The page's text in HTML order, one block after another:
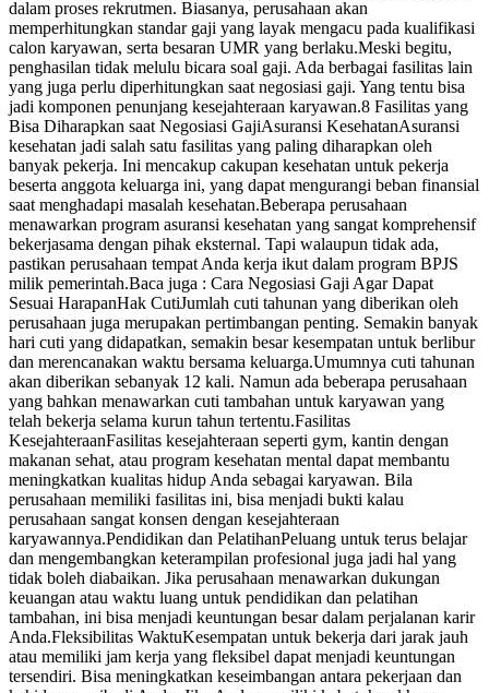
dalam proses rekrutmen. Biasanya, perusahaan akan
memperhitungkan standar gaji yang layak mengacu pada kualifikasi
calon karyawan, serta besaran UMR yang berlaku.Meski begitu,
penghasilan tidak melulu bicara soal gaji. Ada berbagai fasilitas lain
yang juga perlu diperhitungkan saat negosiasi gaji. Yang tentu bisa
jadi komponen penunjang kesejahteraan karyawan.8 Fasilitas yang
Bisa Diharapkan saat Negosiasi GajiAsuransi KesehatanAsuransi
kesehatan jadi salah satu fasilitas yang paling diharapkan oleh
banyak pekerja. Ini mencakup cakupan kesehatan untuk pekerja
beserta anggota keluarga ini, yang dapat mengurangi beban finansial
saat menghadapi masalah kesehatan.Beberapa perusahaan
menawarkan program asuransi kesehatan yang sangat komprehensif
bekerjasama dengan pihak eksternal. Tapi walaupun tidak ada,
pastikan perusahaan tempat Anda kerja ikut dalam program BPJS
milik pemerintah.Baca juga : Cara Negosiasi Gaji Agar Dapat
Sesuai HarapanHak CutiJumlah cuti tahunan yang diberikan oleh
perusahaan juga merupakan pertimbangan penting. Semakin banyak
hari cuti yang didapatkan, semakin besar kesempatan untuk berlibur
dan merencanakan waktu bersama keluarga.Umumnya cuti tahunan
akan diberikan sebanyak 12 kali. Namun ada beberapa perusahaan
yang bahkan menawarkan cuti tambahan untuk karyawan yang
telah bekerja selama kurun tahun tertentu.Fasilitas
KesejahteraanFasilitas kesejahteraan seperti gym, kantin dengan
makanan sehat, atau program kesehatan mental dapat membantu
meningkatkan kualitas hidup Anda sebagai karyawan. Bila
perusahaan memiliki fasilitas ini, bisa menjadi bukti kalau
perusahaan sangat konsen dengan kesejahteraan
karyawannya.Pendidikan dan PelatihanPeluang untuk terus belajar
dan mengembangkan keterampilan profesional juga jadi hal yang
tidak boleh diabaikan. Jika perusahaan menawarkan dukungan
keuangan atau waktu luang untuk pendidikan dan pelatihan
tambahan, ini bisa menjadi keuntungan besar dalam perjalanan karir
Anda.Fleksibilitas WaktuKesempatan untuk bekerja dari jarak jauh
atau memiliki jam kerja yang fleksibel dapat menjadi keuntungan
tersendiri. Bisa meningkatkan keseimbangan antara pekerjaan dan